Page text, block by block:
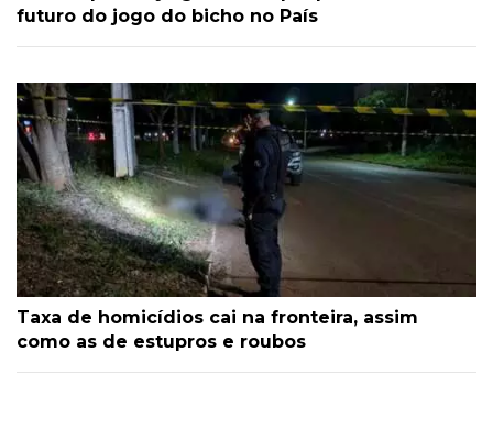
futuro do jogo do bicho no País
Taxa de homicídios cai na fronteira, assim
como as de estupros e roubos